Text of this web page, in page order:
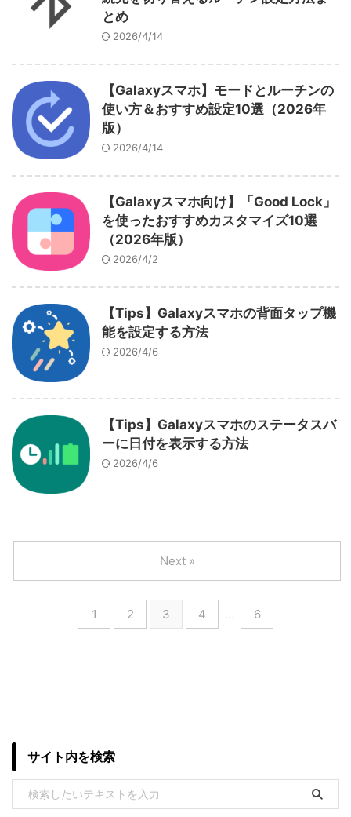
とめ
2026/4/14
【Galaxyスマホ】モードとルーチンの
使い方＆おすすめ設定10選（2026年
版）
2026/4/14
【Galaxyスマホ向け】「Good Lock」
を使ったおすすめカスタマイズ10選
（2026年版）
2026/4/2
【Tips】Galaxyスマホの背面タップ機
能を設定する方法
2026/4/6
【Tips】Galaxyスマホのステータスバ
ーに日付を表示する方法
2026/4/6
1 2 3 4 … 6
Next »
サイト内を検索